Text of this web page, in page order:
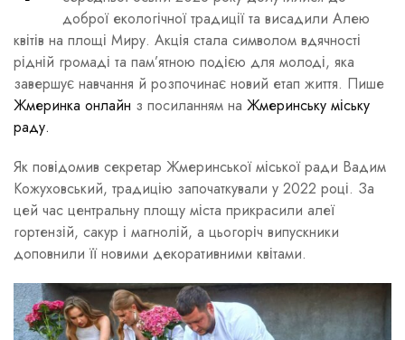
доброї екологічної традиції та висадили Алею
квітів на площі Миру. Акція стала символом вдячності
рідній громаді та пам’ятною подією для молоді, яка
завершує навчання й розпочинає новий етап життя. Пише
Жмеринка онлайн з посиланням на Жмеринську міську
раду.
Як повідомив секретар Жмеринської міської ради Вадим
Кожуховський, традицію започаткували у 2022 році. За
цей час центральну площу міста прикрасили алеї
гортензій, сакур і магнолій, а цьогоріч випускники
доповнили її новими декоративними квітами.